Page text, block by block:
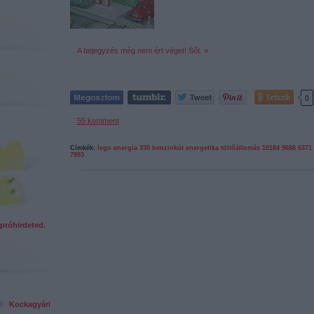
Kockagyári
A bejegyzés még nem ért véget! Sőt. »
Tetszik 0
55komment
Címkék: lego energia 330 benzinkút energetika töltőállomás 10184 9688 6371
7993